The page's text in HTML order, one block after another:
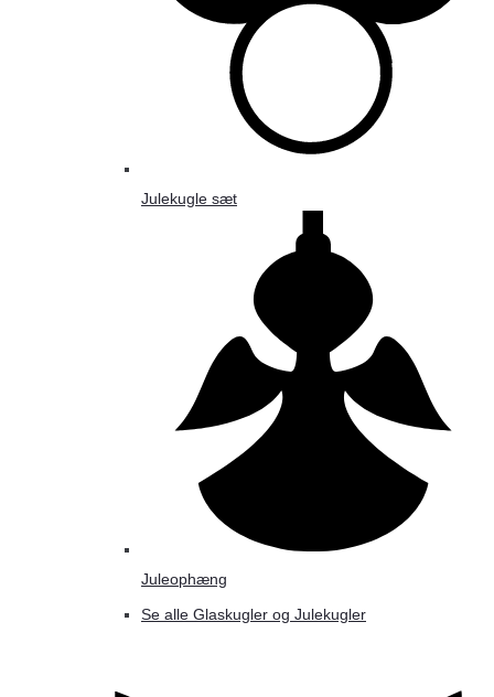
Julekugle sæt
Juleophæng
Se alle Glaskugler og Julekugler